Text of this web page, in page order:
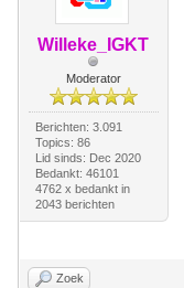
Willeke_IGKT
Moderator
Berichten: 3.091
Topics: 86
Lid sinds: Dec 2020
Bedankt: 46101
4762 x bedankt in
2043 berichten
Zoek